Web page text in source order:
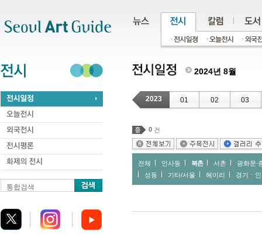
통합검색
2024년 8월
2023 01 02 03
0 건
전체 인사동 북촌 서촌
광화문∙
성동
기타/서울 헤이리 경기ㆍ